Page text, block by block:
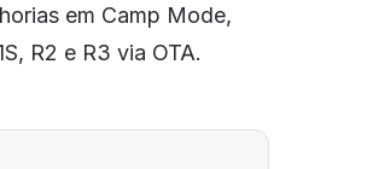
em Camp Mode,
R2 e R3 via OTA.